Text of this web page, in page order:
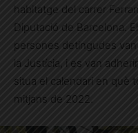
habitatge del carrer
Diputació de Barcelona.
persones detingudes
la Justícia, i es van
situa el calendari en què
mitjans de 2022.